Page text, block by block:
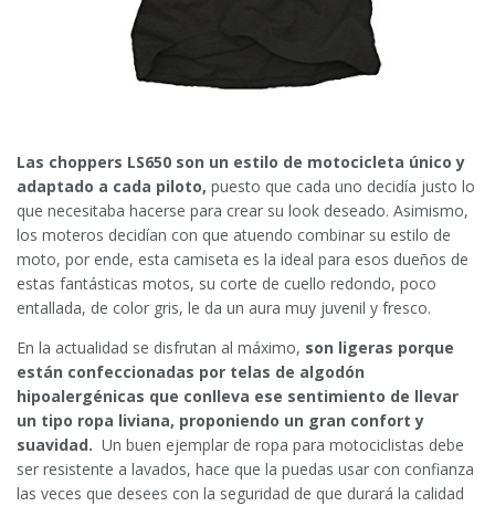
Las choppers LS650 son un estilo de motocicleta único y
adaptado a cada piloto, puesto que cada uno decidía justo lo
que necesitaba hacerse para crear su look deseado. Asimismo,
los moteros decidían con que atuendo combinar su estilo de
moto, por ende, esta camiseta es la ideal para esos dueños de
estas fantásticas motos, su corte de cuello redondo, poco
entallada, de color gris, le da un aura muy juvenil y fresco.
En la actualidad se disfrutan al máximo, son ligeras porque
están confeccionadas por telas de algodón
hipoalergénicas que conlleva ese sentimiento de llevar
un tipo ropa liviana, proponiendo un gran confort y
suavidad. Un buen ejemplar de ropa para motociclistas debe
ser resistente a lavados, hace que la puedas usar con confianza
las veces que desees con la seguridad de que durará la calidad